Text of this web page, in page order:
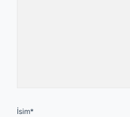
İsim*